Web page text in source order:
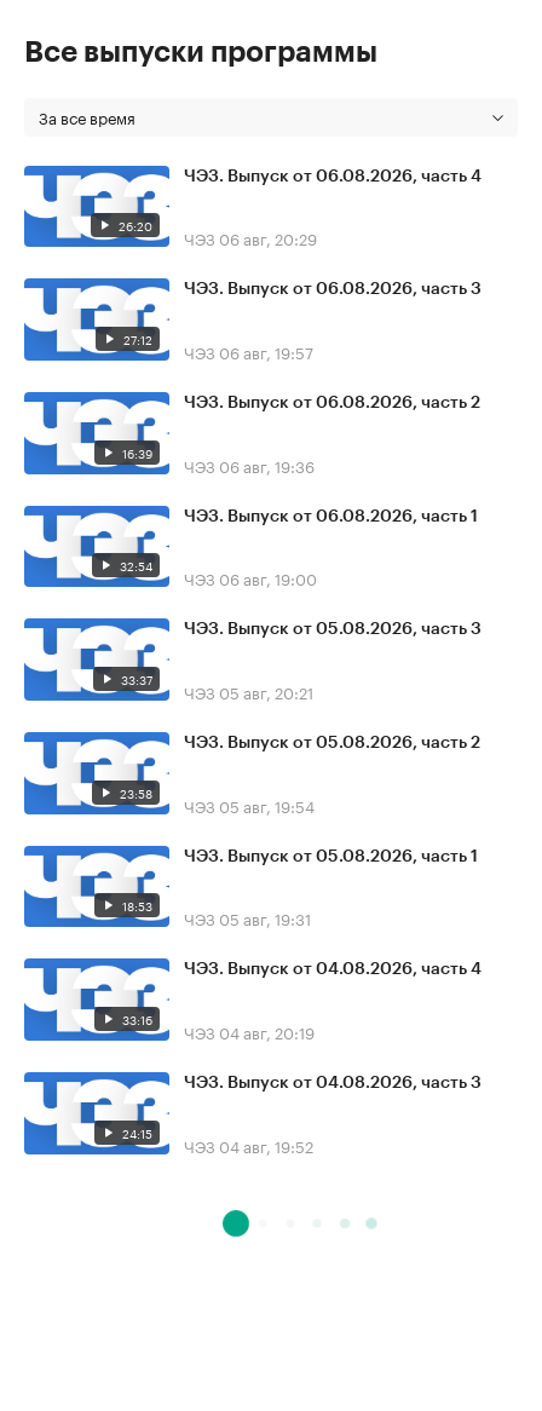
Все выпуски программы
За все время
26:20
ЧЭЗ. Выпуск от 06.08.2026, часть 4
ЧЭЗ 06 авг, 20:29
27:12
ЧЭЗ. Выпуск от 06.08.2026, часть 3
ЧЭЗ 06 авг, 19:57
16:39
ЧЭЗ. Выпуск от 06.08.2026, часть 2
ЧЭЗ 06 авг, 19:36
32:54
ЧЭЗ. Выпуск от 06.08.2026, часть 1
ЧЭЗ 06 авг, 19:00
33:37
ЧЭЗ. Выпуск от 05.08.2026, часть 3
ЧЭЗ 05 авг, 20:21
23:58
ЧЭЗ. Выпуск от 05.08.2026, часть 2
ЧЭЗ 05 авг, 19:54
18:53
ЧЭЗ. Выпуск от 05.08.2026, часть 1
ЧЭЗ 05 авг, 19:31
33:16
ЧЭЗ. Выпуск от 04.08.2026, часть 4
ЧЭЗ 04 авг, 20:19
24:15
ЧЭЗ. Выпуск от 04.08.2026, часть 3
ЧЭЗ 04 авг, 19:52